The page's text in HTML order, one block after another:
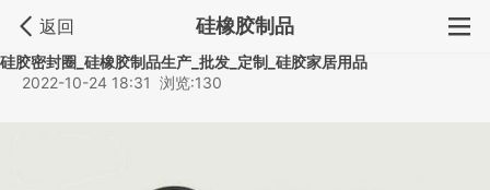
返回 硅橡胶制品
硅胶密封圈_硅橡胶制品生产_批发_定制_硅胶家居用品
2022-10-24 18:31 浏览:130